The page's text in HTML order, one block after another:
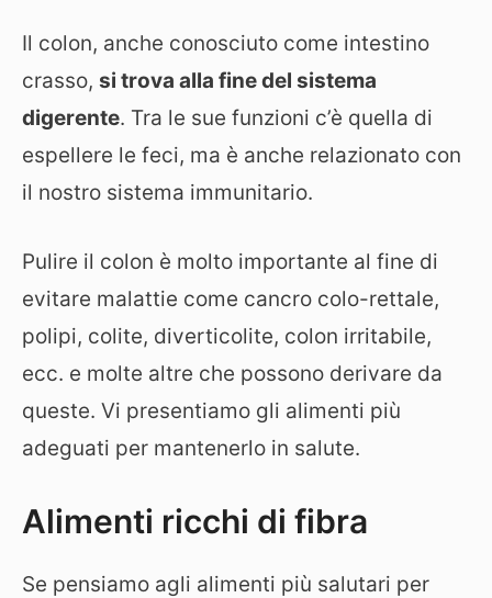
Il colon, anche conosciuto come intestino
crasso, si trova alla fine del sistema
digerente. Tra le sue funzioni c’è quella di
espellere le feci, ma è anche relazionato con
il nostro sistema immunitario.
Pulire il colon è molto importante al fine di
evitare malattie come cancro colo-rettale,
polipi, colite, diverticolite, colon irritabile,
ecc. e molte altre che possono derivare da
queste. Vi presentiamo gli alimenti più
adeguati per mantenerlo in salute.
Alimenti ricchi di fibra
Se pensiamo agli alimenti più salutari per